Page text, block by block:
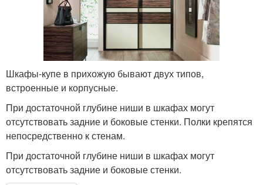
Шкафы-купе в прихожую бывают двух типов,
встроенные и корпусные.
При достаточной глубине ниши в шкафах могут
отсутствовать задние и боковые стенки. Полки крепятся
непосредственно к стенам.
При достаточной глубине ниши в шкафах могут
отсутствовать задние и боковые стенки.